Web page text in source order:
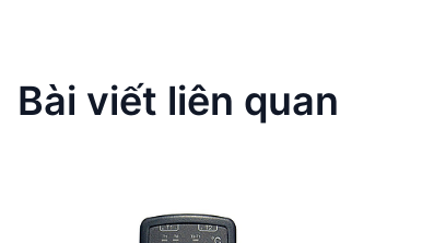
Bài viết liên quan